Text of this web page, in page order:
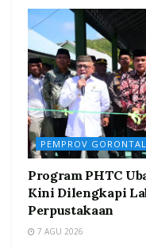
PEMPROV
Program PHTC
Kini Dilengkapi
Perpustakaan
7 AGU 2026